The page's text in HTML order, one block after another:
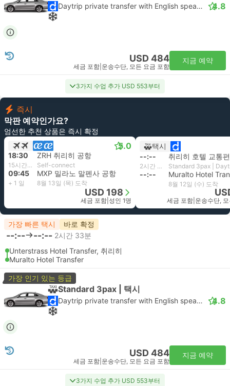
Daytrip private transfer with English speaking driver 4.8
USD 484
세금 포함 운송수단, 모든 요금 포함
지금 예약
3가지 수업 추가 USD 553부터
즉시
막판 예약인가요?
엄선한 추천 상품은 즉시 확정
5.0
18:30 ZRH 취리히 공항
15시간 15분 Self-connect
09:45 MXP 밀라노 말펜사 공항
+ 1 일 8월 13일 (목) 도착
USD 198
세금 포함 성인 1명
택시
--:--
취리히 호텔 교통편
2시간 33분
--:-- Muralto Hotel
8월 12일 (수) 도착
세금 포함 운송수단,
가장 빠른 택시 바로 확정
--:-- --:-- 2시간 33분
Unterstrass Hotel Transfer, 취리히
Muralto Hotel Transfer
가장 인기 있는 등급
Standard 3pax | 택시
Daytrip private transfer with English speaking driver 4.8
USD 484
세금 포함 운송수단, 모든 요금 포함
지금 예약
3가지 수업 추가 USD 553부터